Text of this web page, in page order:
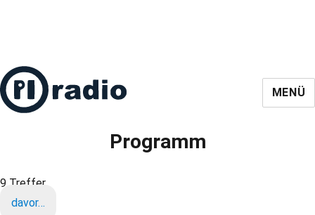
MENÜ
Programm
9 Treffer
davor…